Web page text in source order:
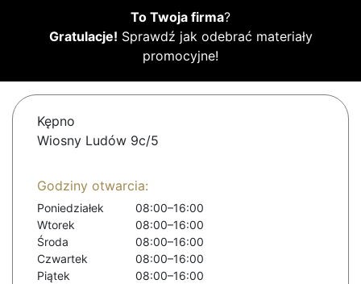
To Twoja firma?
Gratulacje! Sprawdź jak odebrać materiały
promocyjne!
Kępno
Wiosny Ludów 9c/5
Godziny otwarcia:
Poniedziałek
08:00–16:00
Wtorek
08:00–16:00
Środa
08:00–16:00
Czwartek
08:00–16:00
Piątek
08:00–16:00